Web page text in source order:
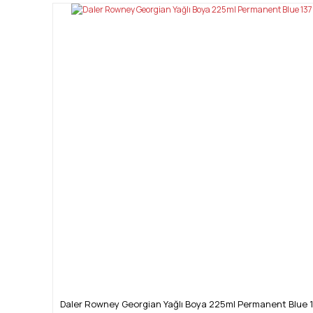
Daler Rowney Georgian Yağlı Boya 225ml Permanent Blue